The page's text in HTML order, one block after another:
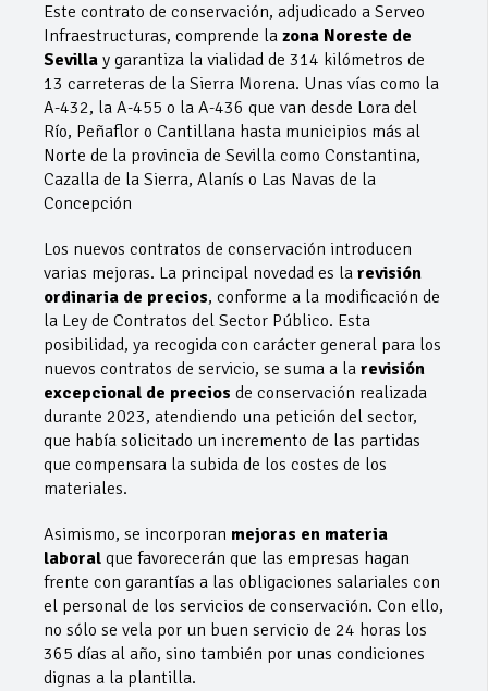
Este contrato de conservación, adjudicado a Serveo
Infraestructuras, comprende la zona Noreste de
Sevilla y garantiza la vialidad de 314 kilómetros de
13 carreteras de la Sierra Morena. Unas vías como la
A-432, la A-455 o la A-436 que van desde Lora del
Río, Peñaflor o Cantillana hasta municipios más al
Norte de la provincia de Sevilla como Constantina,
Cazalla de la Sierra, Alanís o Las Navas de la
Concepción
Los nuevos contratos de conservación introducen
varias mejoras. La principal novedad es la revisión
ordinaria de precios, conforme a la modificación de
la Ley de Contratos del Sector Público. Esta
posibilidad, ya recogida con carácter general para los
nuevos contratos de servicio, se suma a la revisión
excepcional de precios de conservación realizada
durante 2023, atendiendo una petición del sector,
que había solicitado un incremento de las partidas
que compensara la subida de los costes de los
materiales.
Asimismo, se incorporan mejoras en materia
laboral que favorecerán que las empresas hagan
frente con garantías a las obligaciones salariales con
el personal de los servicios de conservación. Con ello,
no sólo se vela por un buen servicio de 24 horas los
365 días al año, sino también por unas condiciones
dignas a la plantilla.